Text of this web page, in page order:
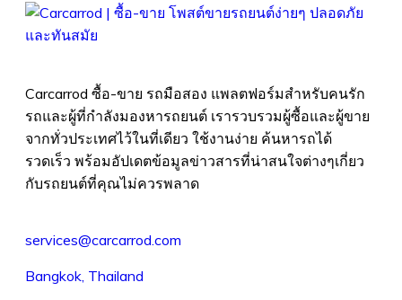
Carcarrod ซื้อ-ขาย รถมือสอง แพลตฟอร์มสำหรับคนรัก
รถและผู้ที่กำลังมองหารถยนต์ เรารวบรวมผู้ซื้อและผู้ขาย
จากทั่วประเทศไว้ในที่เดียว ใช้งานง่าย ค้นหารถได้
รวดเร็ว พร้อมอัปเดตข้อมูลข่าวสารที่น่าสนใจต่างๆเกี่ยว
กับรถยนต์ที่คุณไม่ควรพลาด
services@carcarrod.com
Bangkok, Thailand